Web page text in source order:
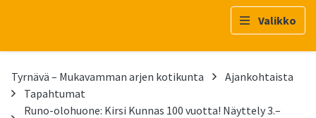
Valikko
Tyrnävä – Mukavamman arjen kotikunta
Ajankohtaista
Tapahtumat
Runo-olohuone: Kirsi Kunnas 100 vuotta! Näyttely 3.–